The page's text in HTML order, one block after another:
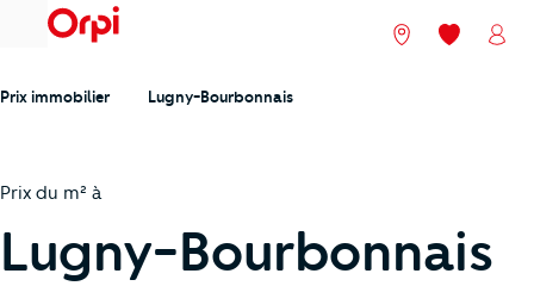
menu Nos agences
Mes
Prix immobilier Lugny-Bourbonnais
Prix du m² à
Lugny-Bourbonnais